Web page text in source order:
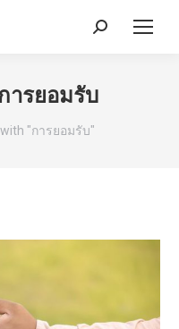
Search:
ารยอมรับ
"การยอมรับ"